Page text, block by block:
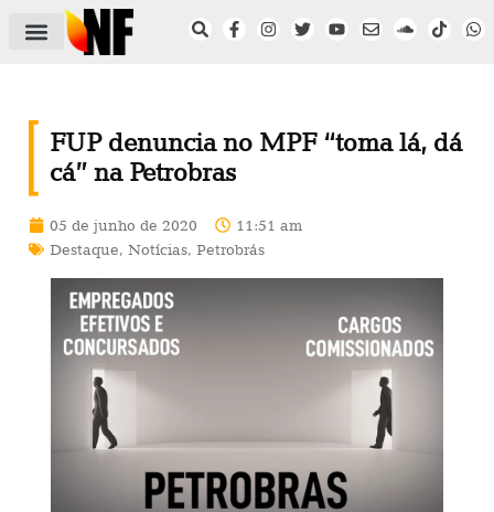
FUP denuncia no MPF “toma lá, dá
cá” na Petrobras
05 de junho de 2020
11:51 am
Destaque, Notícias, Petrobrás